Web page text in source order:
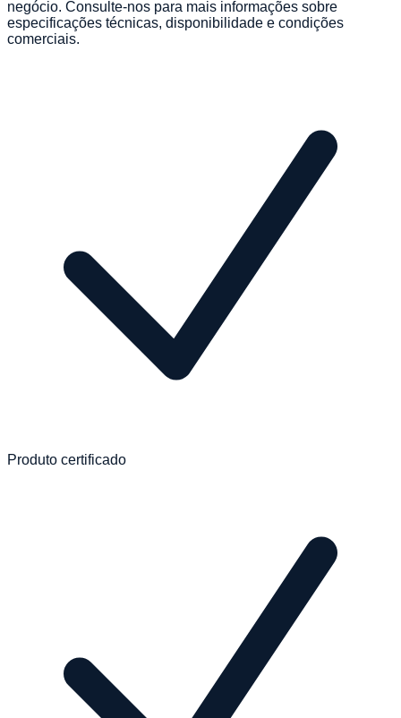
negócio. Consulte-nos para mais informações sobre
especificações técnicas, disponibilidade e condições
comerciais.
Produto certificado